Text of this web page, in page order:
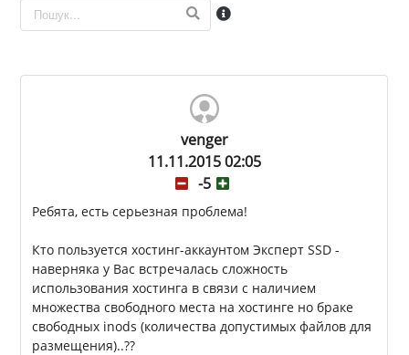
venger
11.11.2015 02:05
-5
Ребята, есть серьезная проблема!
Кто пользуется хостинг-аккаунтом Эксперт SSD -
наверняка у Вас встречалась сложность
использования хостинга в связи с наличием
множества свободного места на хостинге но браке
свободных inods (количества допустимых файлов для
размещения)..??